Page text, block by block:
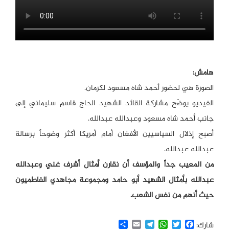
هامش:
الصورة هي لحضور أحمد شاه مسعود لكرمان.
الفيديو يوضّح مشاركة القائد الشهيد الحاج قاسم سليماني إلى
جانب أحمد شاه مسعود وعبدالله عبدالله.
أصبح إذلال السياسيين الأفغان أمام أمريكا أكثر وضوحاً برسالة
عبدالله عبدالله.
من المعيب جداً والمؤسف أن نقارن أمثال أشرف غني وعبدالله
عبدالله بأمثال الشهيد أبو حامد ومجموعة مجاهدي الفاطميون
حيث أنهم من نفس الشعب.
شارك: Facebook
Twitter
WhatsApp
Telegram
Email
Share